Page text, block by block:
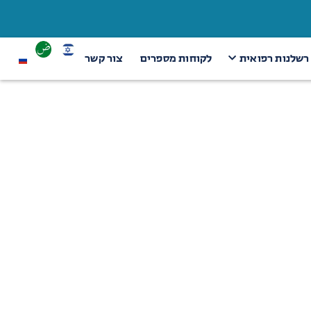
רשלנות רפואית לקוחות מספרים צור קשר